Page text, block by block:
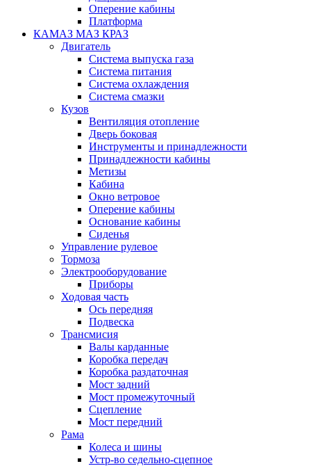
Оперение кабины
Платформа
КАМАЗ МАЗ КРАЗ
Двигатель
Система выпуска газа
Система питания
Система охлаждения
Система смазки
Кузов
Вентиляция отопление
Дверь боковая
Инструменты и принадлежности
Принадлежности кабины
Метизы
Кабина
Окно ветровое
Оперение кабины
Основание кабины
Сиденья
Управление рулевое
Тормоза
Электрооборудование
Приборы
Ходовая часть
Ось передняя
Подвеска
Трансмисия
Валы карданные
Коробка передач
Коробка раздаточная
Мост задний
Мост промежуточный
Сцепление
Мост передний
Рама
Колеса и шины
Устр-во седельно-сцепное